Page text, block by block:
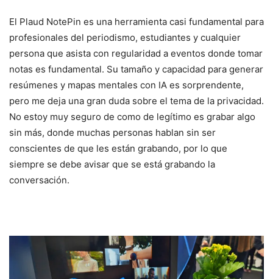
El Plaud NotePin es una herramienta casi fundamental para
profesionales del periodismo, estudiantes y cualquier
persona que asista con regularidad a eventos donde tomar
notas es fundamental. Su tamaño y capacidad para generar
resúmenes y mapas mentales con IA es sorprendente,
pero me deja una gran duda sobre el tema de la privacidad.
No estoy muy seguro de como de legítimo es grabar algo
sin más, donde muchas personas hablan sin ser
conscientes de que les están grabando, por lo que
siempre se debe avisar que se está grabando la
conversación.